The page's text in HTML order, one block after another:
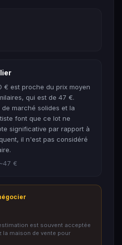
€ est proche du prix moyen
qui est de 47 €.
marché solides et la
font que ce lot ne
significative par rapport à
il n'est pas considéré
€
est souvent acceptée
la maison de vente pour